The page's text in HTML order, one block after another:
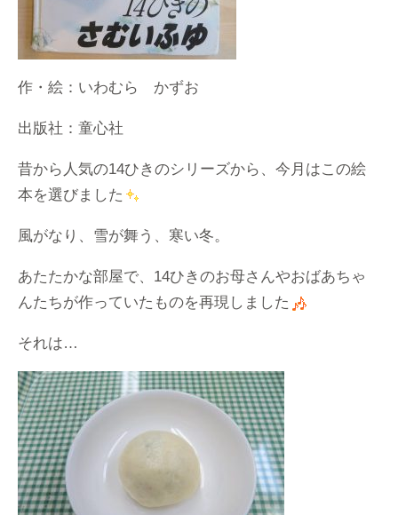
作・絵：いわむら かずお
出版社：童心社
昔から人気の14ひきのシリーズから、今月はこの絵
本を選びました
風がなり、雪が舞う、寒い冬。
あたたかな部屋で、14ひきのお母さんやおばあちゃ
んたちが作っていたものを再現しました
それは…